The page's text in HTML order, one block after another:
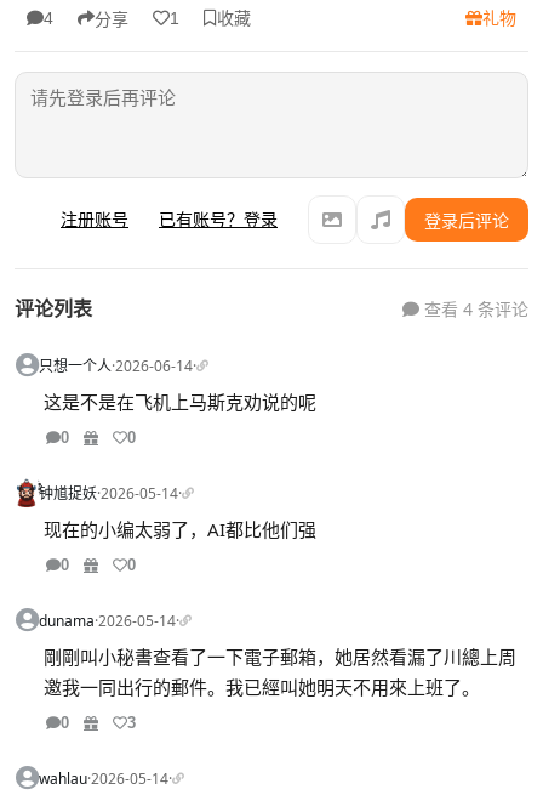
4 分享 1 收藏 礼物
注册账号 已有账号？登录 登录后评论
评论列表 查看 4 条评论
只想一个人·2026-06-14·
这是不是在飞机上马斯克劝说的呢
0 0
钟馗捉妖·2026-05-14·
现在的小编太弱了，AI都比他们强
0 0
dunama·2026-05-14·
剛剛叫小秘書查看了一下電子郵箱，她居然看漏了川總上周
邀我一同出行的郵件。我已經叫她明天不用來上班了。
0 3
wahlau·2026-05-14·